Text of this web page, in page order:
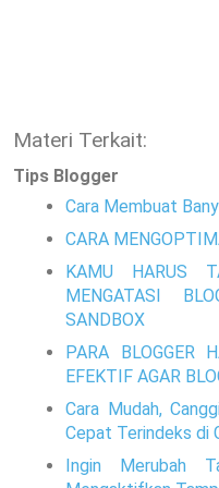
Materi Terkait:
Tips Blogger
Cara Membuat
CARA
KAMU HARUS
MENGATASI
SANDBOX
PARA BLOGGER
EFEKTIF AGAR
Cara Mudah,
Cepat Terindeks di
Ingin Merubah